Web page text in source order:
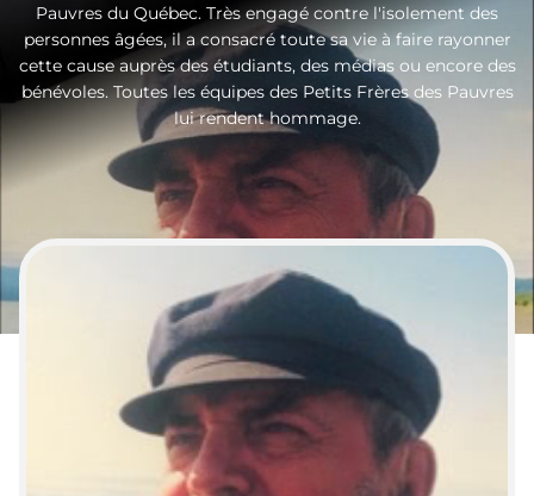
Pauvres du Québec. Très engagé contre l'isolement des
personnes âgées, il a consacré toute sa vie à faire rayonner
cette cause auprès des étudiants, des médias ou encore des
bénévoles. Toutes les équipes des Petits Frères des Pauvres
lui rendent hommage.